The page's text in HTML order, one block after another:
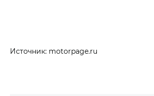
Источник: motorpage.ru